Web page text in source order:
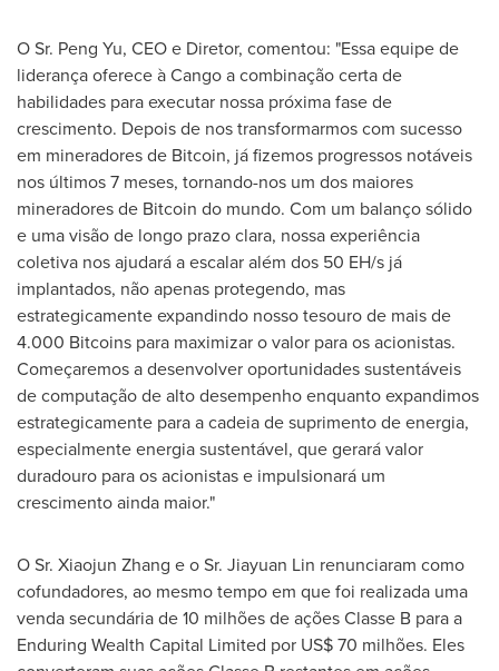
O Sr. Peng Yu, CEO e Diretor, comentou: "Essa equipe de
liderança oferece à Cango a combinação certa de
habilidades para executar nossa próxima fase de
crescimento. Depois de nos transformarmos com sucesso
em mineradores de Bitcoin, já fizemos progressos notáveis
nos últimos 7 meses, tornando-nos um dos maiores
mineradores de Bitcoin do mundo. Com um balanço sólido
e uma visão de longo prazo clara, nossa experiência
coletiva nos ajudará a escalar além dos 50 EH/s já
implantados, não apenas protegendo, mas
estrategicamente expandindo nosso tesouro de mais de
4.000 Bitcoins para maximizar o valor para os acionistas.
Começaremos a desenvolver oportunidades sustentáveis
de computação de alto desempenho enquanto expandimos
estrategicamente para a cadeia de suprimento de energia,
especialmente energia sustentável, que gerará valor
duradouro para os acionistas e impulsionará um
crescimento ainda maior."
O Sr. Xiaojun Zhang e o Sr. Jiayuan Lin renunciaram como
cofundadores, ao mesmo tempo em que foi realizada uma
venda secundária de 10 milhões de ações Classe B para a
Enduring Wealth Capital Limited por US$ 70 milhões. Eles